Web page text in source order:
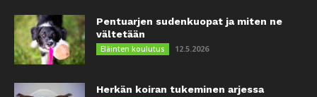
Pentuarjen sudenkuopat ja miten ne
vältetään
Eläinten koulutus 12.5.2026
Herkän koiran tukeminen arjessa